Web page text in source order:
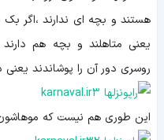
هستند و بچه ای ندارند ،اگر
یعنی متاهلند و بچه هم
روسری دور آن را پوشاندند
این طوری هم نیست که موهاشون